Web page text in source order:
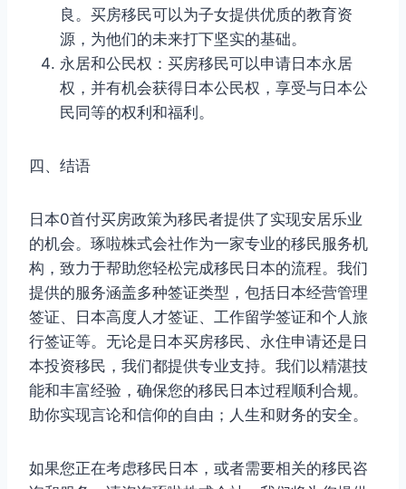
良。买房移民可以为子女提供优质的教育资
源，为他们的未来打下坚实的基础。
永居和公民权：买房移民可以申请日本永居
权，并有机会获得日本公民权，享受与日本公
民同等的权利和福利。
四、结语
日本0首付买房政策为移民者提供了实现安居乐业
的机会。琢啦株式会社作为一家专业的移民服务机
构，致力于帮助您轻松完成移民日本的流程。我们
提供的服务涵盖多种签证类型，包括日本经营管理
签证、日本高度人才签证、工作留学签证和个人旅
行签证等。无论是日本买房移民、永住申请还是日
本投资移民，我们都提供专业支持。我们以精湛技
能和丰富经验，确保您的移民日本过程顺利合规。
助你实现言论和信仰的自由；人生和财务的安全。
如果您正在考虑移民日本，或者需要相关的移民咨